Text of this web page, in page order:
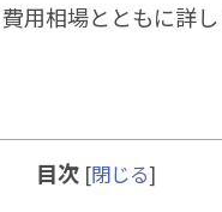
用相場とともに詳
目次 [閉じる]